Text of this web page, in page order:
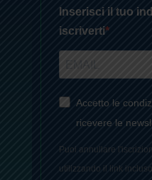
Inserisci il tuo
iscriverti
Accetto le
ricevere le
Puoi annullare
utilizzando il link